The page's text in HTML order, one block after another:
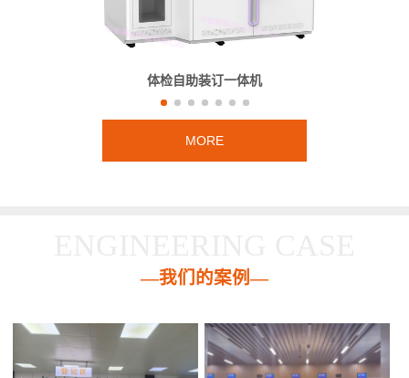
体检自助装订一体机
MORE
—我们的案例—